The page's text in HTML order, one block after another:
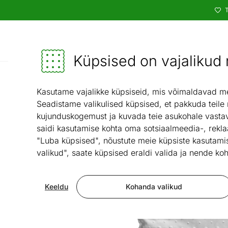
Küpsised on
Kasutame vajalikke küpsiseid, mis võimaldavad
Seadistame valikulised küpsised, et pakkuda
kujunduskogemust ja kuvada teie asukohale
saidi kasutamise kohta oma sotsiaalmeedia-,
"Luba küpsised", nõustute meie küpsiste
valikud", saate küpsised eraldi valida ja nende
Kohanda valikud
Keeldu
Mööbel ja sisustus - ON24